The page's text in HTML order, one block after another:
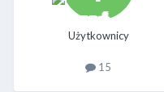
Użytkownicy
15